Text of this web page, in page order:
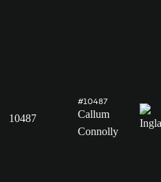
10487
#10487
Callum
Connolly